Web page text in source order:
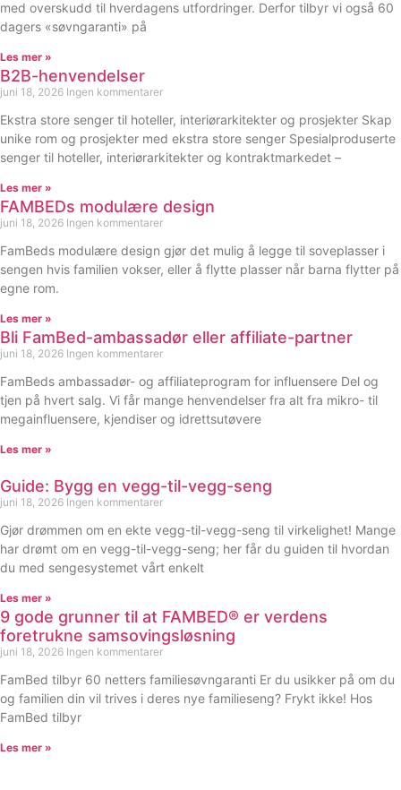
med overskudd til hverdagens utfordringer. Derfor tilbyr vi også 60
dagers «søvngaranti» på
Les mer »
B2B-henvendelser
juni 18, 2026 Ingen kommentarer
Ekstra store senger til hoteller, interiørarkitekter og prosjekter Skap
unike rom og prosjekter med ekstra store senger Spesialproduserte
senger til hoteller, interiørarkitekter og kontraktmarkedet –
Les mer »
FAMBEDs modulære design
juni 18, 2026 Ingen kommentarer
FamBeds modulære design gjør det mulig å legge til soveplasser i
sengen hvis familien vokser, eller å flytte plasser når barna flytter på
egne rom.
Les mer »
Bli FamBed-ambassadør eller affiliate-partner
juni 18, 2026 Ingen kommentarer
FamBeds ambassadør- og affiliateprogram for influensere Del og
tjen på hvert salg. Vi får mange henvendelser fra alt fra mikro- til
megainfluensere, kjendiser og idrettsutøvere
Les mer »
Guide: Bygg en vegg-til-vegg-seng
juni 18, 2026 Ingen kommentarer
Gjør drømmen om en ekte vegg-til-vegg-seng til virkelighet! Mange
har drømt om en vegg-til-vegg-seng; her får du guiden til hvordan
du med sengesystemet vårt enkelt
Les mer »
9 gode grunner til at FAMBED® er verdens
foretrukne samsovingsløsning
juni 18, 2026 Ingen kommentarer
FamBed tilbyr 60 netters familiesøvngaranti Er du usikker på om du
og familien din vil trives i deres nye familieseng? Frykt ikke! Hos
FamBed tilbyr
Les mer »